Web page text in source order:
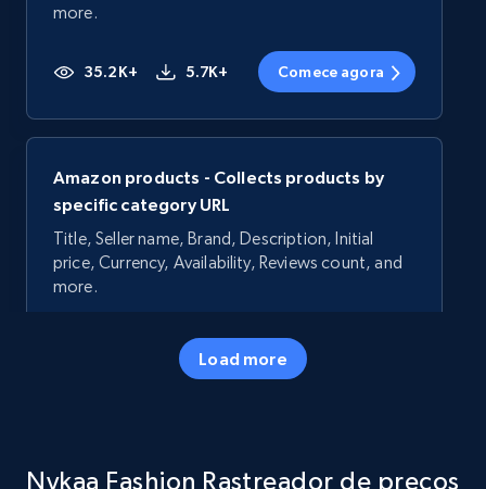
more.
35.2K+ 5.7K+ Comece agora
Amazon products - Collects products by
specific category URL
Title, Seller name, Brand, Description, Initial
price, Currency, Availability, Reviews count, and
more.
5.7K+ Comece agora
specific keywords
Load more
Nykaa Fashion Rastreador de preços